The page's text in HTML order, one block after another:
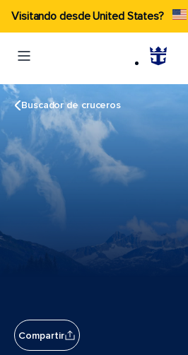
Visitando desde United States?
Buscador de cruceros
Compartir